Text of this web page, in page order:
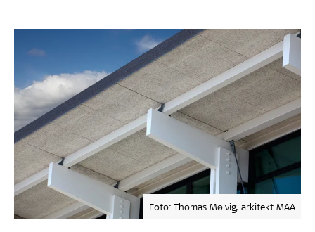
Foto: Thomas Mølvig, arkitekt MAA